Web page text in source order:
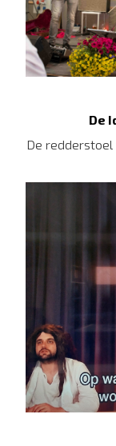
De
De